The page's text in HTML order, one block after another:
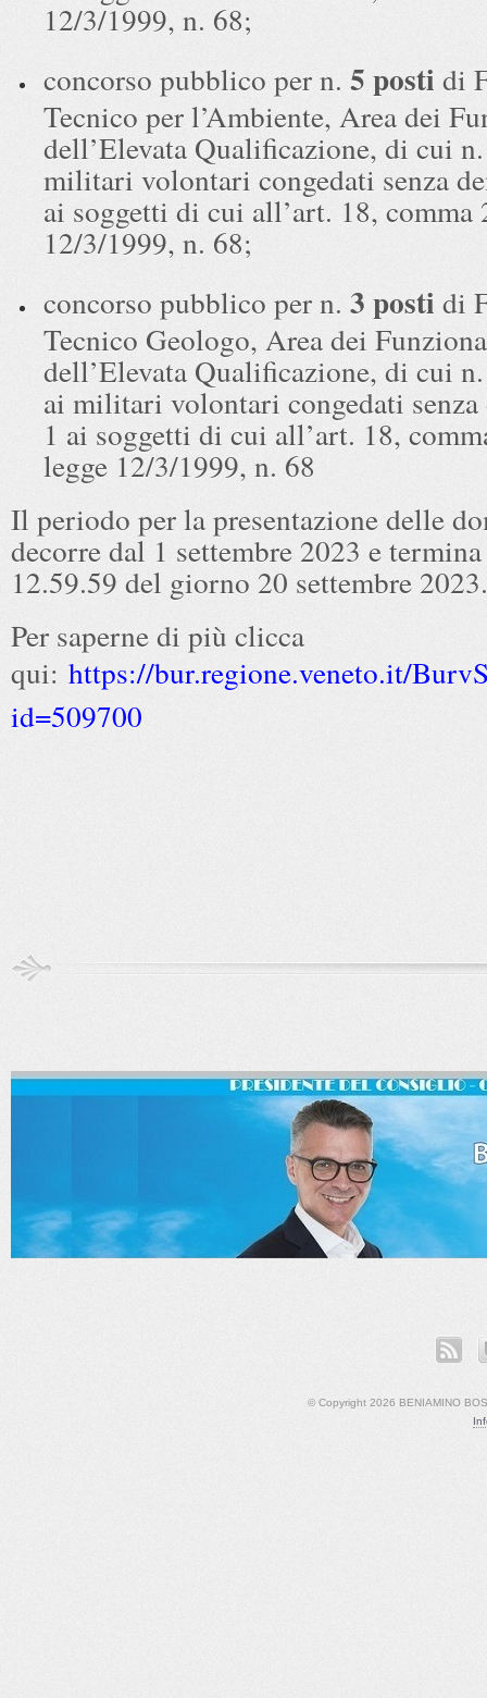
12/3/1999, n. 68;
concorso pubblico per n. 5 posti di
Tecnico per l’Ambiente, Area dei
dell’Elevata Qualificazione, di cui
militari volontari congedati senza
ai soggetti di cui all’art. 18, comma
12/3/1999, n. 68;
concorso pubblico per n. 3 posti di
Tecnico Geologo, Area dei
dell’Elevata Qualificazione, di cui
ai militari volontari congedati senza
1 ai soggetti di cui all’art. 18,
legge 12/3/1999, n. 68
Il periodo per la presentazione delle
decorre dal 1 settembre 2023 e
12.59.59 del giorno 20 settembre 2023.
Per saperne di più clicca
qui: https://bur.regione.veneto.it/
id=509700
© Copyright 2026 BENIAMINO